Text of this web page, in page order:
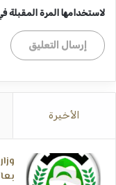
لاستخدامها المرة المقبلة
الأخيرة